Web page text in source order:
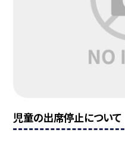
児童の出席停止について